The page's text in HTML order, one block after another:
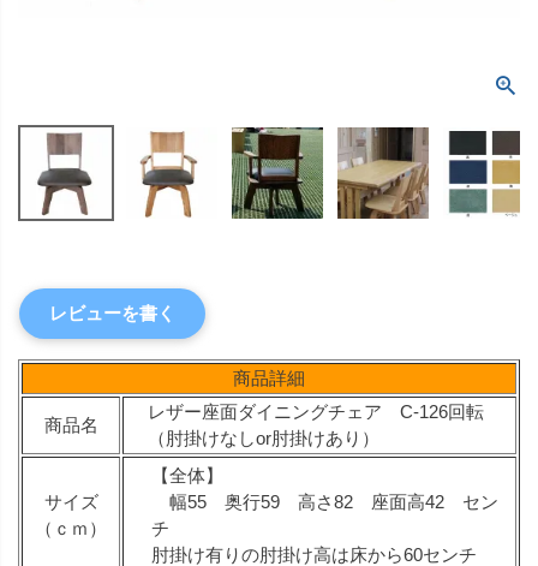
レビューを書く
商品詳細
商品名
レザー座面ダイニングチェア C-126回転
（肘掛けなしor肘掛けあり）
サイズ
（ｃｍ）
【全体】
幅55 奥行59 高さ82 座面高42 セン
チ
肘掛け有りの肘掛け高は床から60センチ